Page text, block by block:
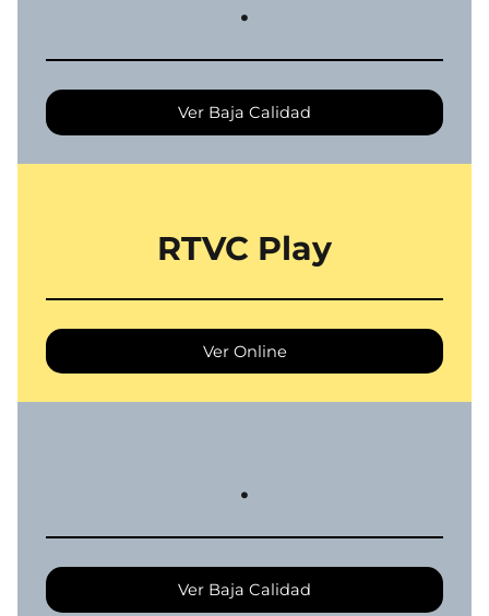
.
Ver Baja Calidad
RTVC Play
Ver Online
.
Ver Baja Calidad